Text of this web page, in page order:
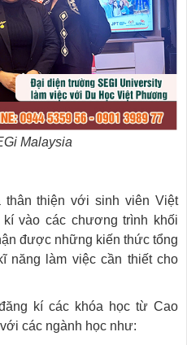
Malaysia
thân thiện với sinh viên Việt
vào các chương trình khối
được những kiến thức tổng
năng làm việc cần thiết cho
kí các khóa học từ Cao
các ngành học như: